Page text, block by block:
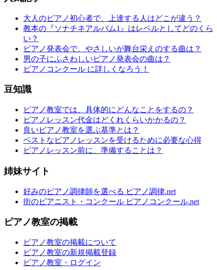
大人のピアノ初心者で、上達する人はどこが違う？
教本の『ソナチネアルバム1』はレベルとしてどのくら
い？
ピアノ発表会で、やさしいが舞台栄えのする曲は？
男の子にふさわしいピアノ発表会の曲は？
ピアノコンクール に詳しくなろう！
豆知識
ピアノ教室では、具体的にどんなことをするの？
ピアノレッスン代金はどくれくらいかかるの？
良いピアノ教室を選ぶ基準とは？
ベストなピアノレッスンを受けるために必要な心得
ピアノレッスン前に、準備することは？
姉妹サイト
好みのピアノ調律師を選べる ピアノ調律.net
街のピアニスト・コンクール ピアノコンクール.net
ピアノ教室の掲載
ピアノ教室の掲載について
ピアノ教室の新規掲載登録
ピアノ教室・ログイン